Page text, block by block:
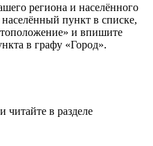
региона и населённого
пункт в списке,
и впишите
в графу «Город».
читайте в разделе